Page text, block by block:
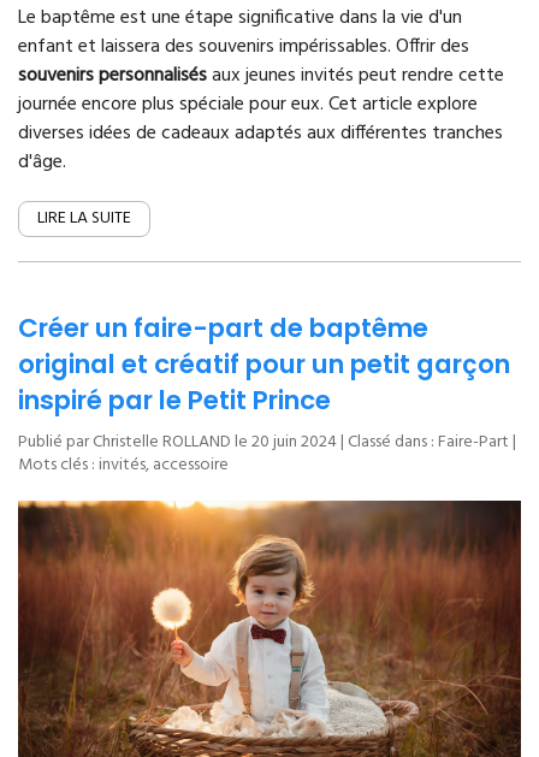
Le baptême est une étape significative dans la vie d'un
enfant et laissera des souvenirs impérissables. Offrir des
souvenirs personnalisésaux jeunes invités peut rendre cette
journée encore plus spéciale pour eux. Cet article explore
diverses idées de cadeaux adaptés aux différentes tranches
d'âge.
LIRE LA SUITE
Créer un faire-part de baptême
original et créatif pour un petit garçon
inspiré par le Petit Prince
Publié par Christelle ROLLAND le20 juin 2024| Classé dans : Faire-Part |
Mots clés : invités,accessoire